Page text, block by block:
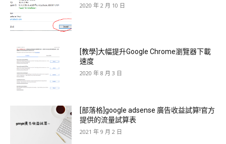
2020 年 2 月 10 日
[教學]大幅提升Google Chrome瀏覽器下載
速度
2020 年 8 月 3 日
[部落格]google adsense 廣告收益試算!官方
提供的流量試算表
2021 年 9 月 2 日